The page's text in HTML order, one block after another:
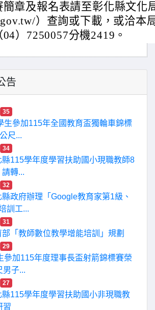
簡章及報名表請至彰化縣文化
）查詢或下載，或洽本
）7250057分機2419。
告
35
生參加115年全國教育盃獨輪車錦標
尺...
34
115學年度學習扶助國小現職教師8
轉...
32
政府辦理「Google教育家第1級、
訓工...
31
「教師數位教學增能培訓」規劃
29
參加115年度理事長盃射箭錦標賽榮
男子...
27
115學年度學習扶助國小非現職教
習